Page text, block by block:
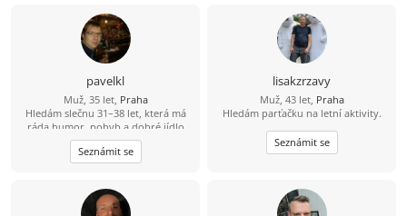
přeskočí sama.
pavelkl
Muž, 35 let, Praha
Hledám slečnu 31–38 let, která má
ráda humor, pohyb a dobré jídlo
(ideálně i umí vařit ????). Mě baví
lyžování, bowling a dlouhé jízdy na
kole – 80 km beru jako výzvu, ne
bude fajn nejen na výletě, ale i doma
u večeře.
Seznámit se
lisakzrzavy
Muž, 43 let, Praha
Hledám parťačku na letní aktivity.
Seznámit se